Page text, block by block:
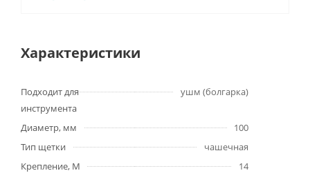
Характеристики
Подходит для
инструмента
ушм (болгарка)
Диаметр, мм
100
Тип щетки
чашечная
Крепление, М
14